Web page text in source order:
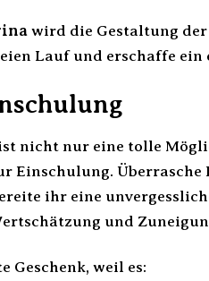
wird die Gestaltung
Lauf und erschaffe
nicht nur eine tolle
Einschulung.
ihr eine
und
Geschenk, weil es: